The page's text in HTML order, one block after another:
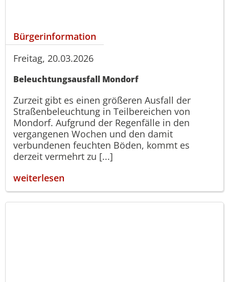
Bürgerinformation
Freitag, 20.03.2026
Beleuchtungsausfall Mondorf
Zurzeit gibt es einen größeren Ausfall der
Straßenbeleuchtung in Teilbereichen von
Mondorf. Aufgrund der Regenfälle in den
vergangenen Wochen und den damit
verbundenen feuchten Böden, kommt es
derzeit vermehrt zu [...]
weiterlesen